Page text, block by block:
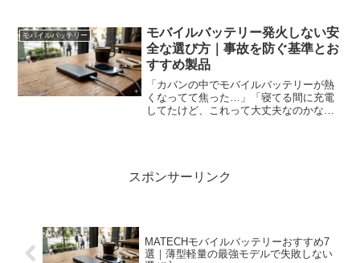
は？」と迷ってしまうもの。特に最近
は、ノートPCまで充電できる...
モバイルバッテリー
モバイルバッテリー発火しない安
全な選び方｜事故を防ぐ基準とお
すすめ製品
「カバンの中でモバイルバッテリーが熱
くなってて焦った…」「寝てる間に充電
してたけど、これって大丈夫なのかな」
スポンサーリンク
MATECHモバイルバッテリーおすすめ7
選｜薄型軽量の最強モデルで失敗しない